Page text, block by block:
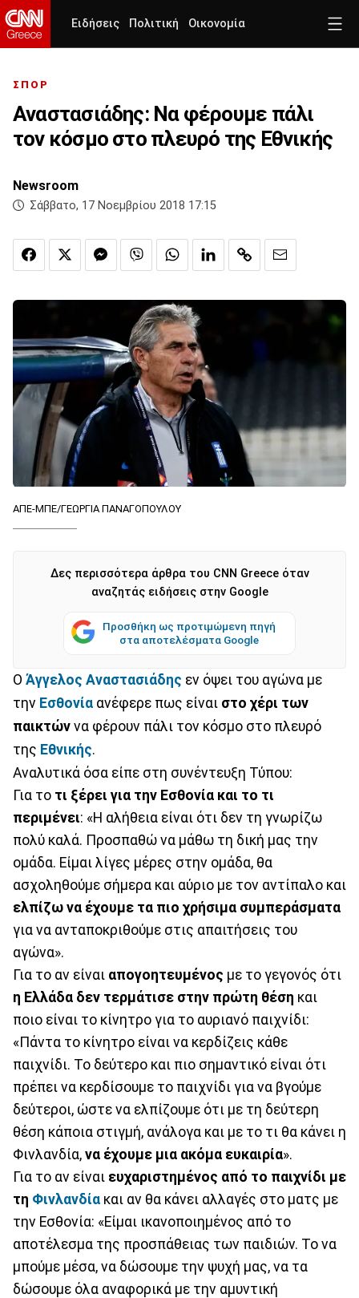
Ειδήσεις Πολιτική Οικονομία
ΣΠΟΡ
Αναστασιάδης: Να φέρουμε πάλι
τον κόσμο στο πλευρό της Εθνικής
Newsroom
Σάββατο, 17 Νοεμβρίου 2018 17:15
ΑΠΕ-ΜΠΕ/ΓΕΩΡΓΙΑ ΠΑΝΑΓΟΠΟΥΛΟΥ
Δες περισσότερα άρθρα του CNN Greece όταν
αναζητάς ειδήσεις στην Google
Προσθήκη ως προτιμώμενη πηγή
στα αποτελέσματα Google
Ο Άγγελος Αναστασιάδης εν όψει του αγώνα με
την Εσθονία ανέφερε πως είναι στο χέρι των
παικτών να φέρουν πάλι τον κόσμο στο πλευρό
της Εθνικής.
Αναλυτικά όσα είπε στη συνέντευξη Τύπου:
Για το τι ξέρει για την Εσθονία και το τι
περιμένει: «Η αλήθεια είναι ότι δεν τη γνωρίζω
πολύ καλά. Προσπαθώ να μάθω τη δική μας την
ομάδα. Είμαι λίγες μέρες στην ομάδα, θα
ασχοληθούμε σήμερα και αύριο με τον αντίπαλο και
ελπίζω να έχουμε τα πιο χρήσιμα συμπεράσματα
για να ανταποκριθούμε στις απαιτήσεις του
αγώνα».
Για το αν είναι απογοητευμένος με το γεγονός ότι
η Ελλάδα δεν τερμάτισε στην πρώτη θέση και
ποιο είναι το κίνητρο για το αυριανό παιχνίδι:
«Πάντα το κίνητρο είναι να κερδίζεις κάθε
παιχνίδι. Το δεύτερο και πιο σημαντικό είναι ότι
πρέπει να κερδίσουμε το παιχνίδι για να βγούμε
δεύτεροι, ώστε να ελπίζουμε ότι με τη δεύτερη
θέση κάποια στιγμή, ανάλογα και με το τι θα κάνει η
Φινλανδία, να έχουμε μια ακόμα ευκαιρία».
Για το αν είναι ευχαριστημένος από το παιχνίδι με
τη Φινλανδία και αν θα κάνει αλλαγές στο ματς με
την Εσθονία: «Είμαι ικανοποιημένος από το
αποτέλεσμα της προσπάθειας των παιδιών. Το να
μπούμε μέσα, να δώσουμε την ψυχή μας, να τα
δώσουμε όλα αναφορικά με την αμυντική